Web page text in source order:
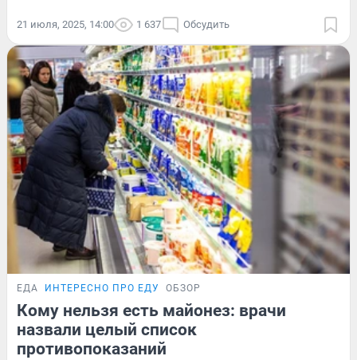
21 июля, 2025, 14:00 1 637 Обсудить
ЕДА ИНТЕРЕСНО ПРО ЕДУ ОБЗОР
Кому нельзя есть майонез: врачи
назвали целый список
противопоказаний